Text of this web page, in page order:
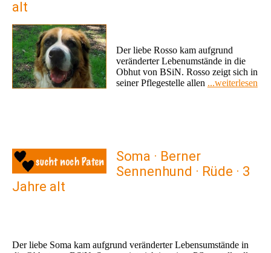
alt
Der liebe Rosso kam aufgrund
veränderter Lebenumstände in die
Obhut von BSiN. Rosso zeigt sich in
seiner Pflegestelle allen ...weiterlesen
Soma · Berner
Sennenhund · Rüde · 3
Jahre alt
Der liebe Soma kam aufgrund veränderter Lebensumstände in